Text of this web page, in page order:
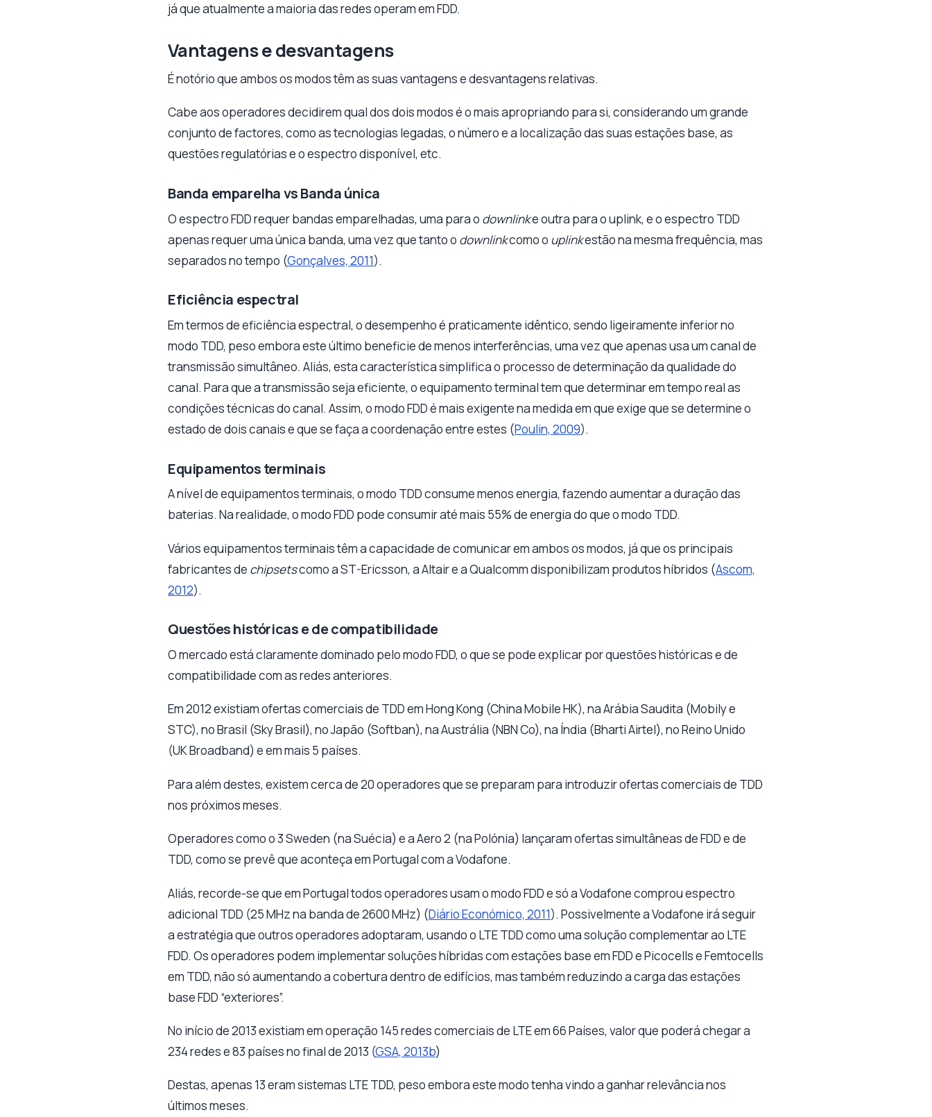
já que atualmente a maioria das redes operam em FDD.
Vantagens e desvantagens
É notório que ambos os modos têm as suas vantagens e desvantagens relativas.
Cabe aos operadores decidirem qual dos dois modos é o mais apropriando para si, considerando um grande
conjunto de factores, como as tecnologias legadas, o número e a localização das suas estações base, as
questões regulatórias e o espectro disponível, etc.
Banda emparelha vs Banda única
O espectro FDD requer bandas emparelhadas, uma para o downlinke outra para o uplink, e o espectro TDD
apenas requer uma única banda, uma vez que tanto o downlinkcomo o uplinkestão na mesma frequência, mas
separados no tempo (Gonçalves, 2011).
Eficiência espectral
Em termos de eficiência espectral, o desempenho é praticamente idêntico, sendo ligeiramente inferior no
modo TDD, peso embora este último beneficie de menos interferências, uma vez que apenas usa um canal de
transmissão simultâneo. Aliás, esta característica simplifica o processo de determinação da qualidade do
canal. Para que a transmissão seja eficiente, o equipamento terminal tem que determinar em tempo real as
condições técnicas do canal. Assim, o modo FDD é mais exigente na medida em que exige que se determine o
estado de dois canais e que se faça a coordenação entre estes (Poulin, 2009).
Equipamentos terminais
A nível de equipamentos terminais, o modo TDD consume menos energia, fazendo aumentar a duração das
baterias. Na realidade, o modo FDD pode consumir até mais 55% de energia do que o modo TDD.
Vários equipamentos terminais têm a capacidade de comunicar em ambos os modos, já que os principais
fabricantes de chipsetscomo a ST-Ericsson, a Altair e a Qualcomm disponibilizam produtos híbridos (Ascom,
2012).
Questões históricas e de compatibilidade
O mercado está claramente dominado pelo modo FDD, o que se pode explicar por questões históricas e de
compatibilidade com as redes anteriores.
Em 2012 existiam ofertas comerciais de TDD em Hong Kong (China Mobile HK), na Arábia Saudita (Mobily e
STC), no Brasil (Sky Brasil), no Japão (Softban), na Austrália (NBN Co), na Índia (Bharti Airtel), no Reino Unido
(UK Broadband) e em mais 5 países.
Para além destes, existem cerca de 20 operadores que se preparam para introduzir ofertas comerciais de TDD
nos próximos meses.
Operadores como o 3 Sweden (na Suécia) e a Aero 2 (na Polónia) lançaram ofertas simultâneas de FDD e de
TDD, como se prevê que aconteça em Portugal com a Vodafone.
Aliás, recorde-se que em Portugal todos operadores usam o modo FDD e só a Vodafone comprou espectro
adicional TDD (25 MHz na banda de 2600 MHz) (Diário Económico, 2011). Possivelmente a Vodafone irá seguir
a estratégia que outros operadores adoptaram, usando o LTE TDD como uma solução complementar ao LTE
FDD. Os operadores podem implementar soluções híbridas com estações base em FDD e Picocells e Femtocells
em TDD, não só aumentando a cobertura dentro de edifícios, mas também reduzindo a carga das estações
base FDD “exteriores”.
No início de 2013 existiam em operação 145 redes comerciais de LTE em 66 Países, valor que poderá chegar a
234 redes e 83 países no final de 2013 (GSA, 2013b)
Destas, apenas 13 eram sistemas LTE TDD, peso embora este modo tenha vindo a ganhar relevância nos
últimos meses.